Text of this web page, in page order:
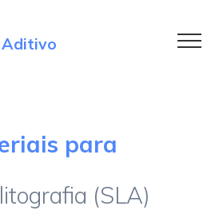
para
(SLA)​